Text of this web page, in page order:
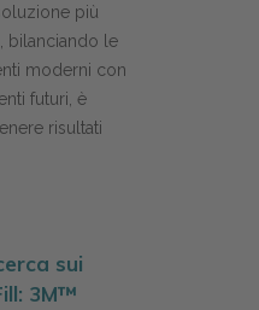
più
bilanciando le
moderni con
futuri, è
risultati
sui
3M™